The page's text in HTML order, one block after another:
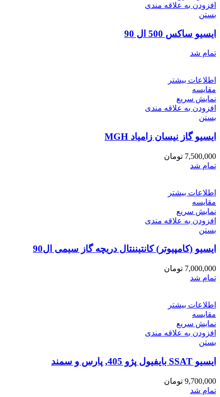
افزودن به علاقه مندی
بستن
ایسیو ساکس 500 ال 90
تمام شد
اطلاعات بیشتر
مقایسه
نمایش سریع
افزودن به علاقه مندی
بستن
ایسیو گاز نیسان زامیاد MGH
7,500,000 تومان
تمام شد
اطلاعات بیشتر
مقایسه
نمایش سریع
افزودن به علاقه مندی
بستن
ایسیو (کامپیوتر) کانتیننتال دریچه گاز سیمی ال90
7,000,000 تومان
تمام شد
اطلاعات بیشتر
مقایسه
نمایش سریع
افزودن به علاقه مندی
بستن
ایسیو SSAT بایفیول پژو 405, پارس و سمند
9,700,000 تومان
تمام شد